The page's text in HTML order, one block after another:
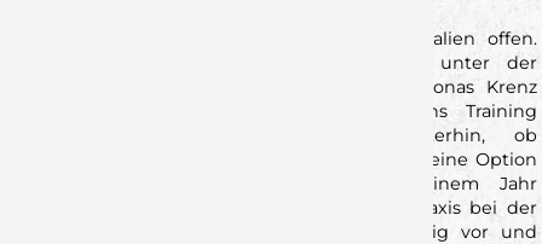
Bei den Wölfen sind ebenfalls einige Personalien offen.
Rückraumspieler Steffen Kaufmann musste unter der
Woche krankheitsbedingt passen, während Jonas Krenz
nach überstandener Erkrankung wieder ins Training
zurückgekehrt ist. Fraglich bleibt weiterhin, ob
Rückraumspieler Noah Moussa bereits wieder eine Option
für den Kader sein wird. Nach über einem Jahr
Verletzungspause sammelte er zuletzt Spielpraxis bei der
zweiten Mannschaft. „Wir gehen da vorsichtig vor und